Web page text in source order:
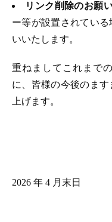
リンク削除のお願
ー等が設置されてい
いいたします。
重ねましてこれまで
に、皆様の今後のま
上げます。
2026 年 4 月末日